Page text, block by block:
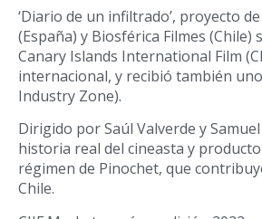
‘Diario de un infiltrado’, proyecto
(España) y Biosférica Filmes
Canary Islands International Film
internacional, y recibió también
Industry Zone).
Dirigido por Saúl Valverde y
historia real del cineasta y
régimen de Pinochet, que
Chile.